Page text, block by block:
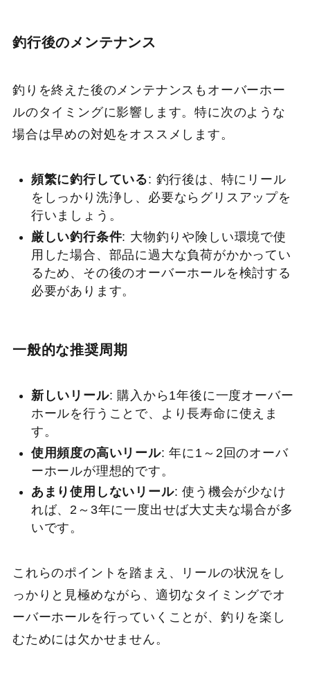
釣行後のメンテナンス
釣りを終えた後のメンテナンスもオーバーホー
ルのタイミングに影響します。特に次のような
場合は早めの対処をオススメします。
頻繁に釣行している: 釣行後は、特にリール
をしっかり洗浄し、必要ならグリスアップを
行いましょう。
厳しい釣行条件: 大物釣りや険しい環境で使
用した場合、部品に過大な負荷がかかってい
るため、その後のオーバーホールを検討する
必要があります。
一般的な推奨周期
新しいリール: 購入から1年後に一度オーバー
ホールを行うことで、より長寿命に使えま
す。
使用頻度の高いリール: 年に1～2回のオーバ
ーホールが理想的です。
あまり使用しないリール: 使う機会が少なけ
れば、2～3年に一度出せば大丈夫な場合が多
いです。
これらのポイントを踏まえ、リールの状況をし
っかりと見極めながら、適切なタイミングでオ
ーバーホールを行っていくことが、釣りを楽し
むためには欠かせません。